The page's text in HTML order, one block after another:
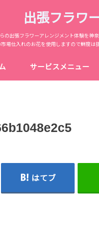
出張フラワ
の出張フラワーアレンジメント体験を神
場仕入れのお花を使用しますので鮮度は
サービスメニュー
はてブ